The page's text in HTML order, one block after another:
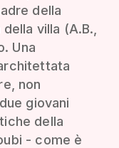
della
villa (A.B.,
Una
non
giovani
della
- come è